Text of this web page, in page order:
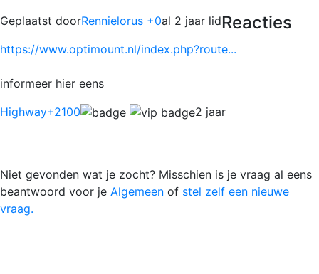
Geplaatst doorRennielorus +0al 2 jaar lidReacties
https://www.optimount.nl/index.php?route...
informeer hier eens
Highway+2100 2 jaar
Niet gevonden wat je zocht? Misschien is je vraag al eens
beantwoord voor je Algemeen of stel zelf een nieuwe
vraag.